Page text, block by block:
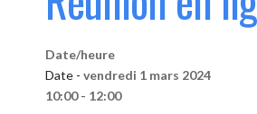
Date/heure
Date - vendredi 1 mars 2024
10:00 - 12:00